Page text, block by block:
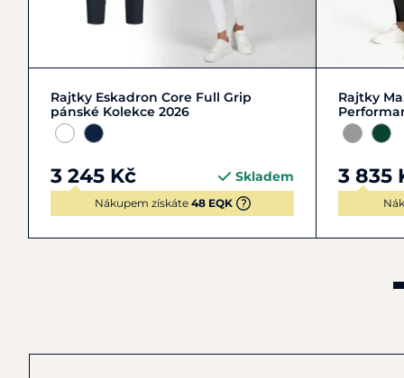
L/50 S/46 XL/52
Rajtky Eskadron Core Full Grip
pánské Kolekce 2026
3 245 Kč Skladem
Nákupem získáte 48 EQK
L/50
Rajtky
3 835